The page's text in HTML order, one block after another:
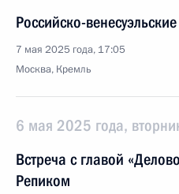
Российско-
7 мая 2025 года, 17:05
Москва, Кремль
6 мая 2025 года,
Встреча с главой
Репиком